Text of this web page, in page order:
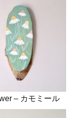
– カモミール